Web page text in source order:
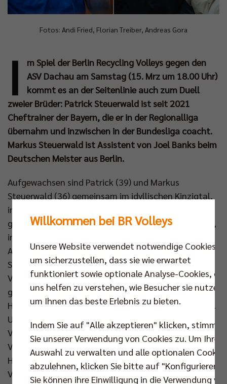
Fotos: Andi Fried, Florian Treiber, Andreas Gora
I
m Spiel der Berlin Recycling Volleys gegen den
ASV Dachau am Samstag (15. Mrz um 18.00 Uhr)
kommt es an der Seitenlinie auch zum Duell
zweier Brüder: Patrick Steuerwald ist seit 2021
Cheftrainer der Bayern, die er in der Regionalliga
übernahm und inzwischen in der Bundesliga coacht.
Markus Steuerwald ist Assistent von Joel Banks beim
Deutschen Meister aus Berlin.
Aufgewachsen sind Patrick (39) und Markus
Steuerwald (36) gemeinsam im idyllischen Kinzigtal,
in Hausach – zwanzig Kilometer entfernt von der
größten Kuckucksuhr der Welt. Im Schwarzwald also,
in einem kaum 6.000 Seelen zählenden Städtchen.
Aber wieso wurden die Brüder dann nicht zu
Skilangläufern, sondern zu zwei der besten
Volleyballspieler Deutschlands ihrer Zeit? „Schnee
gab es bei uns nicht so viel“, erklärt Markus, „aber
Hausach hatte einen Verein, der in der 3. Liga spielte.
Unser Vater war einige Jahre Abteilungsleiter
Volleyball. Dazu bot ein Lehrer eine Schul-AG
Volleyball an. Ab der Grundschule.“ Volleyball in
Hausach war also populär. Unter diesen
Voraussetzungen starteten beide durch, konnten
Willkommen bei BR Volleys
Unsere Website verwendet notwendige Cookies,
um sicherzustellen, dass sie wie erwartet
funktioniert sowie optionale Analyse-Cookies, die
uns helfen zu verstehen, wie Besucher sie nutzen,
um Ihnen das beste Erlebnis zu bieten.
Indem Sie auf "Alle akzeptieren" klicken, stimmen
Sie unserer Verwendung von Cookies zu. Um Ihre
Auswahl zu verwalten und alle optionalen Cookies
abzulehnen, klicken Sie bitte auf "Konfigurieren".
Sie können ihre Einwilligung in die Verwendung